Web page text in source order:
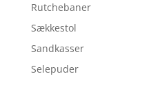
Rutchebaner
Sækkestol
Sandkasser
Selepuder